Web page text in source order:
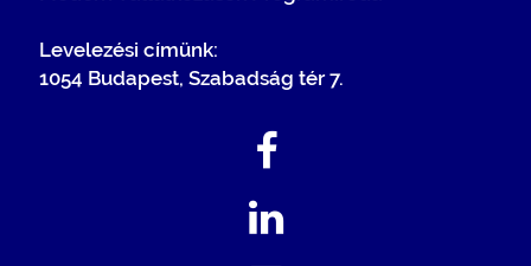
Levelezési címünk:
1054 Budapest, Szabadság tér 7.